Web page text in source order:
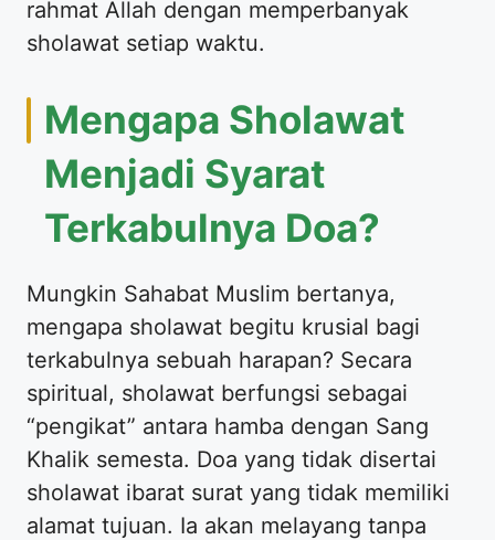
rahmat Allah dengan memperbanyak
sholawat setiap waktu.
Mengapa Sholawat
Menjadi Syarat
Terkabulnya Doa?
Mungkin Sahabat Muslim bertanya,
mengapa sholawat begitu krusial bagi
terkabulnya sebuah harapan? Secara
spiritual, sholawat berfungsi sebagai
“pengikat” antara hamba dengan Sang
Khalik semesta. Doa yang tidak disertai
sholawat ibarat surat yang tidak memiliki
alamat tujuan. Ia akan melayang tanpa